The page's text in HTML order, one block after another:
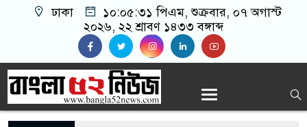
ঢাকা ১০:০৫:৩২ পিএম, শুক্রবার, ০৭ অগাস্ট
২০২৬, ২২ শ্রাবণ ১৪৩৩ বঙ্গাব্দ